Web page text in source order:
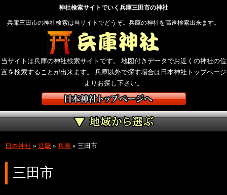
神社検索サイトでいく兵庫三田市の神社
兵庫三田市の神社検索は当サイトでどうぞ。兵庫の神社を高速検索出来ます。
当サイトは兵庫の神社検索サイトです。 地図付きデータでお近くの神社の位
置を検索することが出来ます。 兵庫以外で探す場合は日本神社トップページ
よりお探し下さい。
日本神社 » 近畿 » 兵庫 » 三田市
三田市